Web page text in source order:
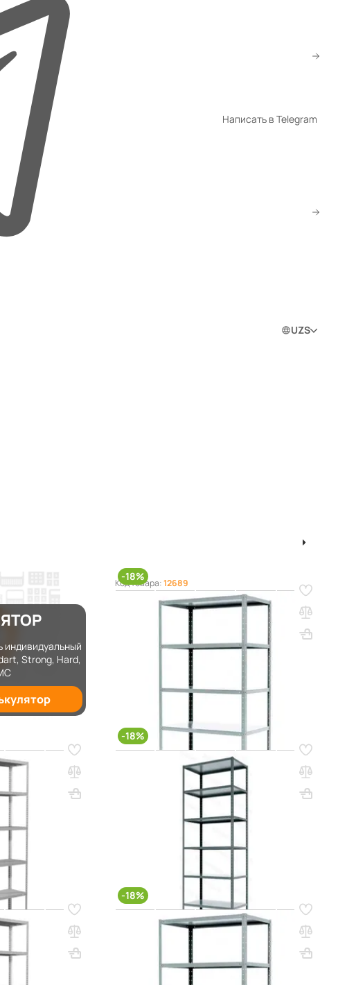
Написать в Telegram
UZS
индивидуальный
Strong, Hard,
Код товара:12689
-18%
Стеллаж MS HARD 2000х1000х500 (5
ВхШхГ, мм: 2000х1000х500
Вес, кг: 31.8
(5)
2 195 000 сум 2 677 000 сум
В КОРЗИНУ
(6
Вес, кг: 29.72
000 сум
КОРЗИНУ
Код товара:
-18%
Стеллаж MS HARD 2500х1000х600 (7
ВхШхГ, мм: 2500х1000х600
Вес, кг: 47.72
3 286 000 сум 4 008 000 сум
В КОРЗИНУ
(6
Вес, кг: 32.58
Код товара: 11017
-18%
Стеллаж MS HARD 3000х1000х500 (5
ВхШхГ, мм: 3000х1000х500
Вес, кг: 36.12
(1)